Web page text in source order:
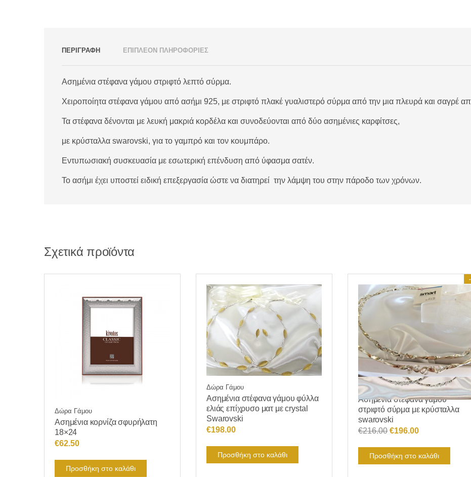
ΠΕΡΙΓΡΑΦΗ ΕΠΙΠΛΕΟΝ ΠΛΗΡΟΦΟΡΙΕΣ
Ασημένια στέφανα γάμου στριφτό λεπτό σύρμα.
Χειροποίητα στέφανα γάμου από ασήμι 925, με στριφτό πλακέ γυαλιστερό σύρμα από την μια πλευρά και σαγρέ
Τα στέφανα δένονται με λευκή μακριά κορδέλα και συνοδεύονται από δύο ασημένιες καρφίτσες,
με κρύσταλλα swarovski, για το γαμπρό και τον κουμπάρο.
Εντυπωσιακή συσκευασία με εσωτερική επένδυση από ύφασμα σατέν.
Το ασήμι έχει υποστεί ειδική επεξεργασία ώστε να διατηρεί την λάμψη του στην πάροδο των χρόνων.
Σχετικά προϊόντα
Δώρα Γάμου
Ασημένια κορνίζα σφυρήλατη
18×24
€62.50
Προσθήκη στο καλάθι
Δώρα Γάμου
Ασημένια στέφανα γάμου φύλλα
ελιάς επίχρυσο ματ με crystal
Swarovski
€198.00
Προσθήκη στο καλάθι
Δώρα Γάμου
Ασημένια στέφανα γάμου
στριφτό σύρμα με κρύσταλλα
swarovski
€216.00 Original
was:
€216.00.
€196.00Η
τιμή
είναι:
Προσθήκη στο καλάθι